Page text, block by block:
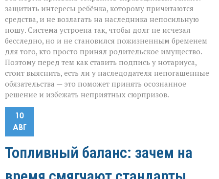
защитить интересы ребёнка, которому причитаются
средства, и не возлагать на наследника непосильную
ношу. Система устроена так, чтобы долг не исчезал
бесследно, но и не становился пожизненным бременем
для того, кто просто принял родительское имущество.
Поэтому перед тем как ставить подпись у нотариуса,
стоит выяснить, есть ли у наследодателя непогашенные
обязательства — это поможет принять осознанное
решение и избежать неприятных сюрпризов.
10
АВГ
Топливный баланс: зачем на